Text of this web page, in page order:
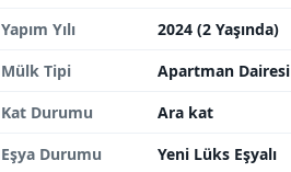
Yapım Yılı
2024 (2 Yaşında)
Mülk Tipi
Apartman Dairesi
Kat Durumu
Ara kat
Eşya Durumu
Yeni Lüks Eşyalı